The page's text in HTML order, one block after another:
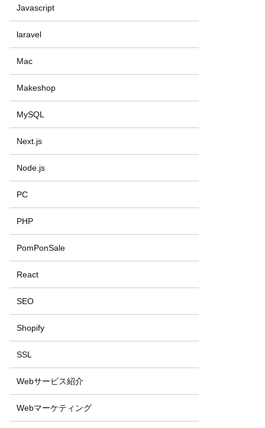
Javascript
laravel
Mac
Makeshop
MySQL
Next.js
Node.js
PC
PHP
PomPonSale
React
SEO
Shopify
SSL
Webサービス紹介
Webマーケティング